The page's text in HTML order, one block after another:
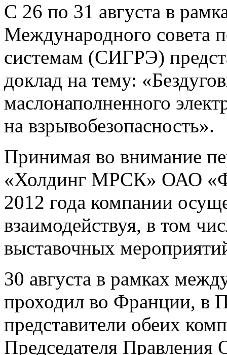
С 26 по 31 августа в
Международного совета
системам (СИГРЭ)
доклад на тему:
маслонаполненного
на взрывобезопасность».
Принимая во внимание
«Холдинг МРСК» ОАО
2012 года компании
взаимодействуя, в том
выставочных
30 августа в рамках
проходил во Франции, в
представители обеих
Председателя Правления